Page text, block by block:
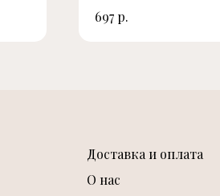
697 р.
Доставка и оплата
О нас